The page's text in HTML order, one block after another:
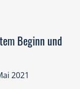
Seiten
vor Augen
hoffe, die
lesen dieses
handeln im
Beginn und
2021